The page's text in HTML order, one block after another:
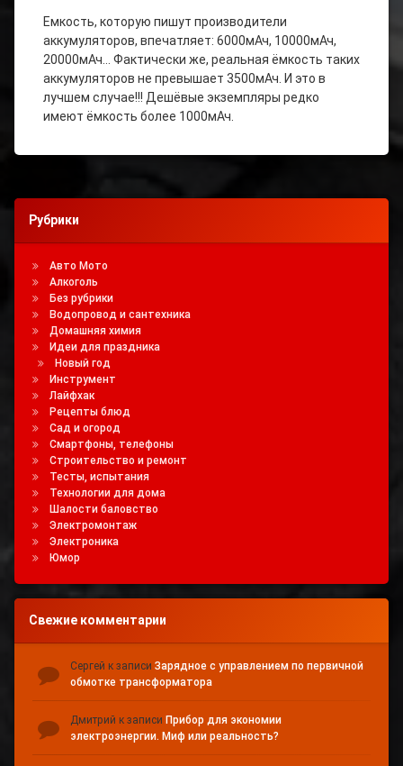
Емкость, которую пишут производители
аккумуляторов, впечатляет: 6000мАч, 10000мАч,
20000мАч… Фактически же, реальная ёмкость таких
аккумуляторов не превышает 3500мАч. И это в
лучшем случае!!! Дешёвые экземпляры редко
имеют ёмкость более 1000мАч.
Ёмкость
Аккумулятора
Реальная
Ёмкость
Аккумулятора
Рубрики
Авто Мото
Алкоголь
Без рубрики
Водопровод и сантехника
Домашняя химия
Идеи для праздника
Новый год
Инструмент
Лайфхак
Рецепты блюд
Сад и огород
Смартфоны, телефоны
Строительство и ремонт
Тесты, испытания
Технологии для дома
Шалости баловство
Электромонтаж
Электроника
Юмор
Свежие комментарии
Сергей к записи Зарядное с управлением по первичной
обмотке трансформатора
Дмитрий к записи Прибор для экономии
электроэнергии. Миф или реальность?